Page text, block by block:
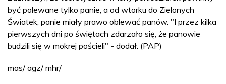
być polewane tylko panie, a od wtorku do Zielonych
Światek, panie miały prawo oblewać panów. "I przez kilka
pierwszych dni po świętach zdarzało się, że panowie
budzili się w mokrej pościeli" - dodał. (PAP)
mas/ agz/ mhr/